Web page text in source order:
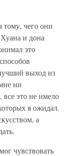
тому, чего они
и дона
это
выход из
ни
, все это не имело
я ожидал.
а
чувствовать